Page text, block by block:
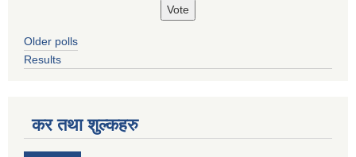
Older polls
Results
कर तथा शुल्कहरु